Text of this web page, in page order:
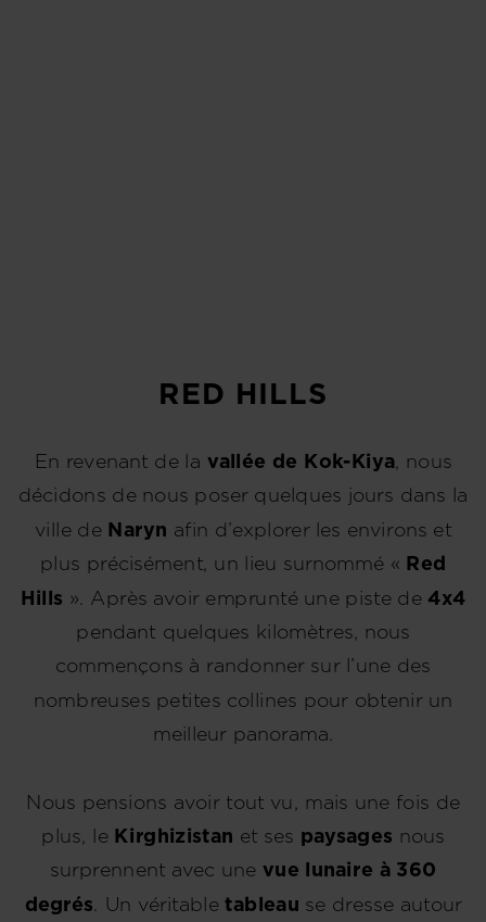
RED HILLS
En revenant de la vallée de Kok-Kiya, nous
décidons de nous poser quelques jours dans la
ville de Naryn afin d’explorer les environs et
plus précisément, un lieu surnommé « Red
Hills ». Après avoir emprunté une piste de4x4
pendant quelques kilomètres, nous
commençons à randonner sur l’une des
nombreuses petites collines pour obtenir un
meilleur panorama.
Nous pensions avoir tout vu, mais une fois de
plus, le Kirghizistan et ses paysages nous
surprennent avec une vue lunaire à 360
degrés . Un véritabletableau se dresse autour